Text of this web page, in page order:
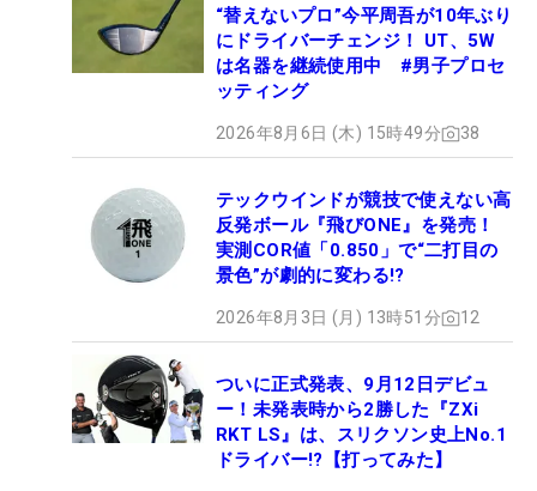
“替えないプロ”今平周吾が10年ぶり
にドライバーチェンジ！ UT、5W
は名器を継続使用中 #男子プロセ
ッティング
2026年8月6日 (木) 15時49分 38
テックウインドが競技で使えない高
反発ボール『飛びONE』を発売！
実測COR値「0.850」で“二打目の
景色”が劇的に変わる!?
2026年8月3日 (月) 13時51分 12
ついに正式発表、9月12日デビュ
ー！未発表時から2勝した『ZXi
RKT LS』は、スリクソン史上No.1
ドライバー!?【打ってみた】